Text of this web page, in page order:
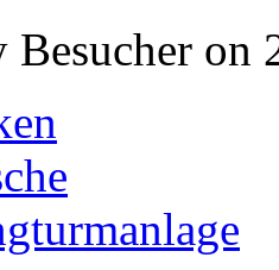
Besucher on